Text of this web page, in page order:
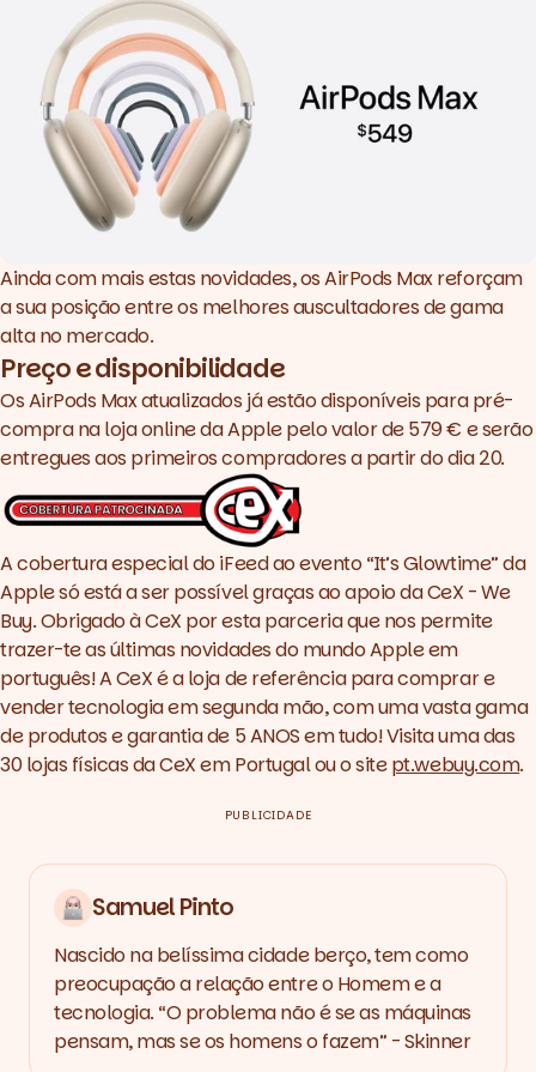
Ainda com mais estas novidades, os AirPods Max reforçam
a sua posição entre os melhores auscultadores de gama
alta no mercado.
Preço e disponibilidade
Os AirPods Max atualizados já estão disponíveis para pré-
compra na loja online da Apple pelo valor de 579 € e serão
entregues aos primeiros compradores a partir do dia 20.
A cobertura especial do iFeed ao evento “It’s Glowtime” da
Apple só está a ser possível graças ao apoio da CeX - We
Buy. Obrigado à CeX por esta parceria que nos permite
trazer-te as últimas novidades do mundo Apple em
português! A CeX é a loja de referência para comprar e
vender tecnologia em segunda mão, com uma vasta gama
de produtos e garantia de 5 ANOS em tudo! Visita uma das
30 lojas físicas da CeX em Portugal ou o sitept.webuy.com.
PUBLICIDADE
Samuel Pinto
Nascido na belíssima cidade berço, tem como
preocupação a relação entre o Homem e a
tecnologia. “O problema não é se as máquinas
pensam, mas se os homens o fazem” - Skinner